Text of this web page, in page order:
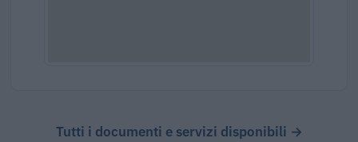
Tutti i documenti e servizi disponibili →